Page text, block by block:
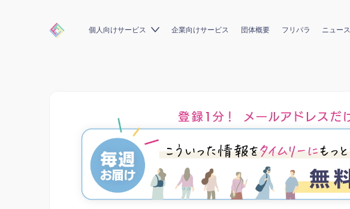
個人向けサービス 企業向けサービス 団体概要 フリパラ ニュース